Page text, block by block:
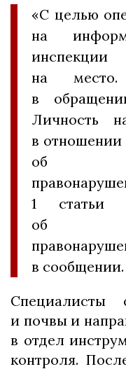
«С целью
на
на место.
в
Личность
в отношении
об
1 статьи
об
в сообщении.
Специалисты
и почвы и
в отдел
контроля.